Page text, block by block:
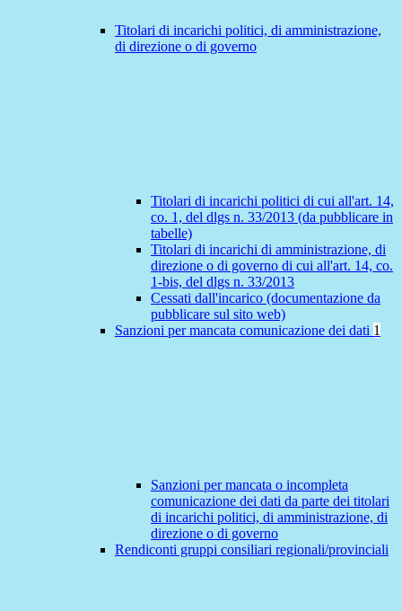
Titolari di incarichi politici, di amministrazione,
di direzione o di governo
Titolari di incarichi politici di cui all'art. 14,
co. 1, del dlgs n. 33/2013 (da pubblicare in
tabelle)
Titolari di incarichi di amministrazione, di
direzione o di governo di cui all'art. 14, co.
1-bis, del dlgs n. 33/2013
Cessati dall'incarico (documentazione da
pubblicare sul sito web)
Sanzioni per mancata comunicazione dei dati 1
Sanzioni per mancata o incompleta
comunicazione dei dati da parte dei titolari
di incarichi politici, di amministrazione, di
direzione o di governo
Rendiconti gruppi consiliari regionali/provinciali